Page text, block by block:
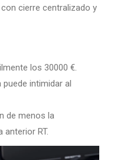
cierre centralizado y
los 30000 €.
intimidar al
de menos la
anterior RT.